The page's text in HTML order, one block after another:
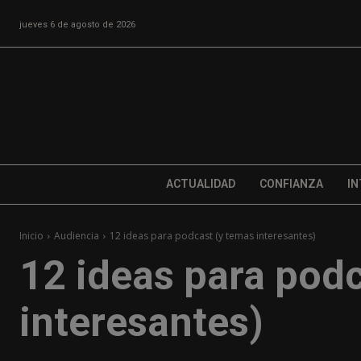
jueves 6 de agosto de 2026
ACTUALIDAD CONFIANZA
Inicio Audiencia 12 ideas para podcast (y temas interesantes)
12 ideas para
interesantes)